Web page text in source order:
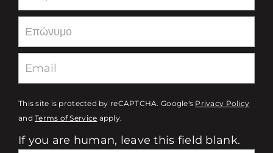
This site is protected by reCAPTCHA. Google's Privacy Policy
andTerms of Service apply.
If you are human, leave this field blank.